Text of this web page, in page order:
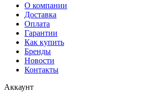
О компании
Доставка
Оплата
Гарантии
Как купить
Бренды
Новости
Контакты
Аккаунт